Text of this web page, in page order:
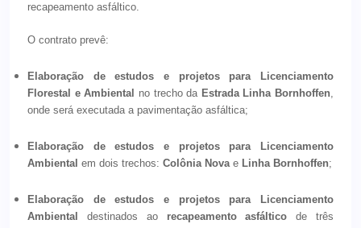
recapeamento asfáltico.
O contrato prevê:
Elaboração de estudos e projetos para Licenciamento
Florestal e Ambiental no trecho da Estrada Linha Bornhoffen,
onde será executada a pavimentação asfáltica;
Elaboração de estudos e projetos para Licenciamento
Ambiental em dois trechos: Colônia Novae Linha Bornhoffen;
Elaboração de estudos e projetos para Licenciamento
Ambiental
destinados ao recapeamento asfáltico de três